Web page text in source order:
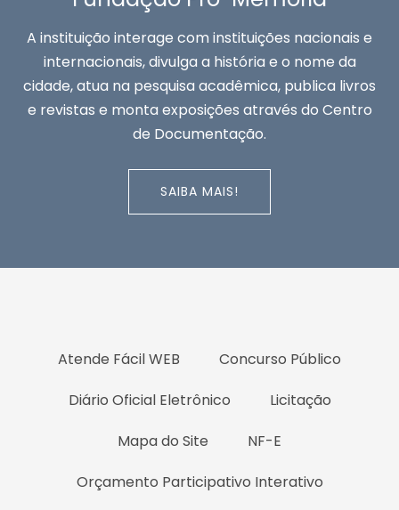
A instituição interage com instituições nacionais e
internacionais, divulga a história e o nome da
cidade, atua na pesquisa acadêmica, publica livros
e revistas e monta exposições através do Centro
de Documentação.
SAIBA MAIS!
Atende Fácil WEB
Concurso Público
Diário Oficial Eletrônico
Licitação
Mapa do Site
NF-E
Orçamento Participativo Interativo